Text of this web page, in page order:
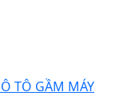
TÔ GẦM MÁY